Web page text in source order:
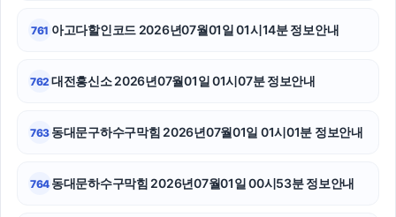
761 아고다할인코드 2026년07월01일 01시14분 정보안내
762 대전흥신소 2026년07월01일 01시07분 정보안내
763 동대문구하수구막힘 2026년07월01일 01시01분 정보안내
764 동대문하수구막힘 2026년07월01일 00시53분 정보안내